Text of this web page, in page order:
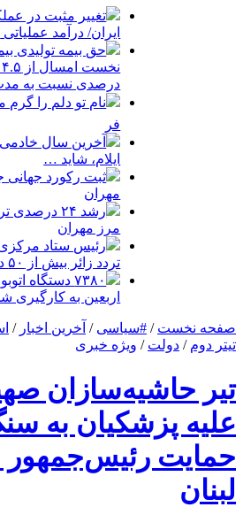
تغییر مثبت در
ایران/ درآمد عملیاتی ۸۰ درصد رشد کرد
حق بیمه تولیدی
درصدی نسبت به
نام تو دلم را
فر
آخرین سال خادمی
ایلام، شاید …
ثبت رکورد جهانی
مهران
رشد ۲۴
مرز مهران
رئیس ستاد مرکزی
تردد زائر بیش از ۵۰ درصد است
۷۳۸۰ دستگاه
اربعین به‌ کارگیری
صفحه نخست / #سیاسی / آخرین اخبار /
تیتر دوم / دولت / ویژه خبری
تیر حاشیه‌سازان
علیه پزشکیان به
حمایت رئیس‌جمهور
لبنان